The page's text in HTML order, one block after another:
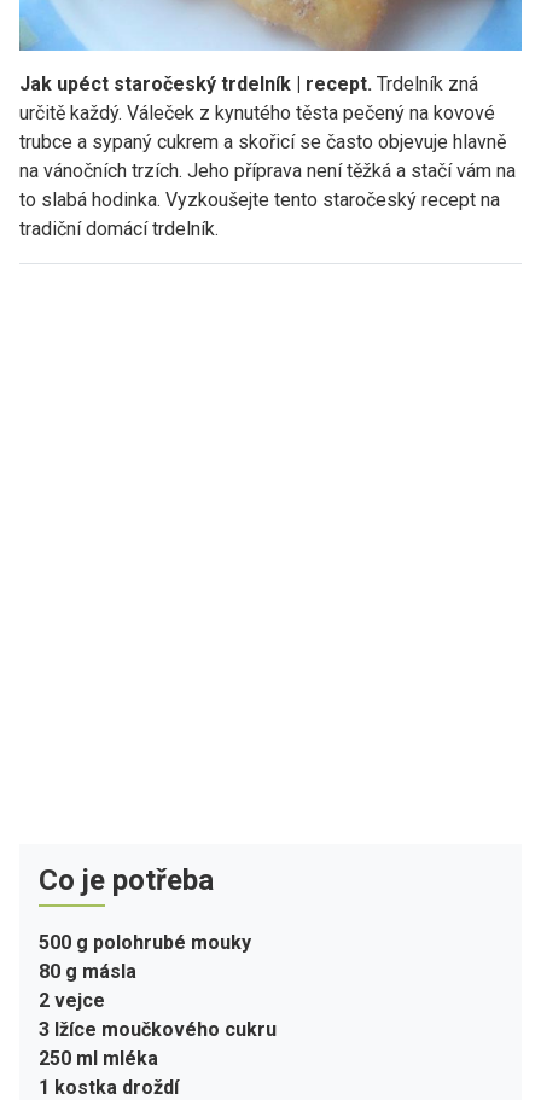
Jak upéct staročeský trdelník | recept. Trdelník zná
určitě každý. Váleček z kynutého těsta pečený na kovové
trubce a sypaný cukrem a skořicí se často objevuje hlavně
na vánočních trzích. Jeho příprava není těžká a stačí vám na
to slabá hodinka. Vyzkoušejte tento staročeský recept na
tradiční domácí trdelník.
Co je potřeba
500 g polohrubé mouky
80 g másla
2 vejce
3 lžíce moučkového cukru
250 ml mléka
1 kostka droždí